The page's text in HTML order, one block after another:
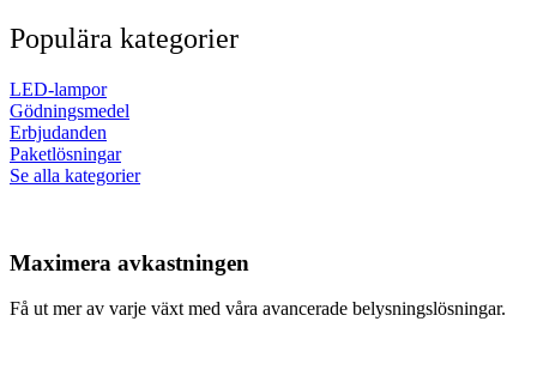
Populära kategorier
LED-lampor
Gödningsmedel
Erbjudanden
Paketlösningar
Se alla kategorier
Maximera avkastningen
Få ut mer av varje växt med våra avancerade belysningslösningar.